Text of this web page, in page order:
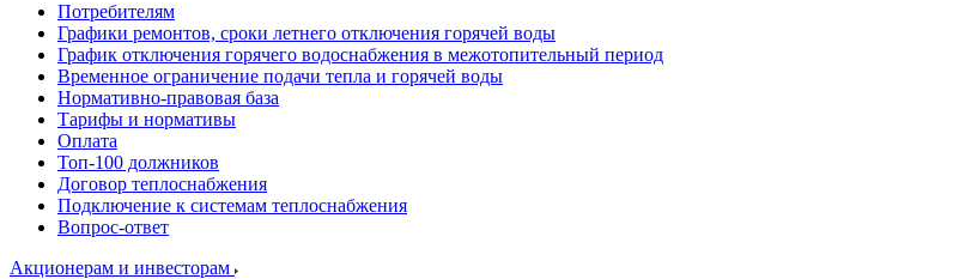
Потребителям
Графики ремонтов, сроки летнего отключения горячей воды
График отключения горячего водоснабжения в межотопительный период
Временное ограничение подачи тепла и горячей воды
Нормативно-правовая база
Тарифы и нормативы
Оплата
Топ-100 должников
Договор теплоснабжения
Подключение к системам теплоснабжения
Вопрос-ответ
Акционерам и инвесторам